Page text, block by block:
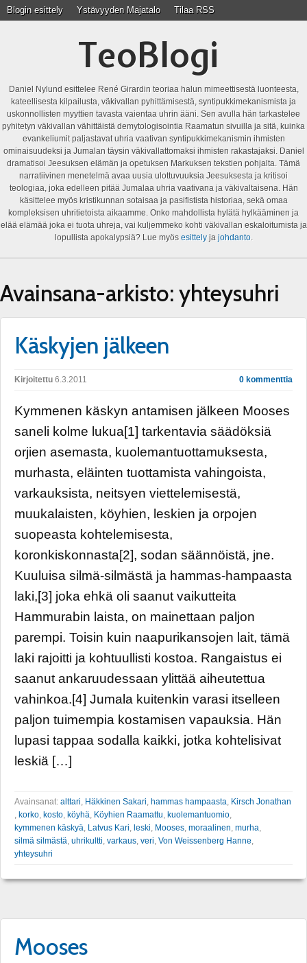
Blogin esittely Ystävyyden Majatalo Tilaa RSS
TeoBlogi
Daniel Nylund esittelee René Girardin teoriaa halun mimeettisestä luonteesta,
kateellisesta kilpailusta, väkivallan pyhittämisestä, syntipukkimekanismista ja
uskonnollisten myyttien tavasta vaientaa uhrin ääni. Sen avulla hän tarkastelee
pyhitetyn väkivallan vähittäistä demytologisointia Raamatun sivuilla ja sitä, kuinka
evankeliumit paljastavat uhria vaativan syntipukkimekanismin ihmisten
ominaisuudeksi ja Jumalan täysin väkivallattomaksi ihmisten rakastajaksi. Daniel
dramatisoi Jeesuksen elämän ja opetuksen Markuksen tekstien pohjalta. Tämä
narratiivinen menetelmä avaa uusia ulottuvuuksia Jeesuksesta ja kritisoi
teologiaa, joka edelleen pitää Jumalaa uhria vaativana ja väkivaltaisena. Hän
käsittelee myös kristikunnan sotaisaa ja pasifistista historiaa, sekä omaa
kompleksisen uhritietoista aikaamme. Onko mahdollista hylätä hylkääminen ja
elää elämää joka ei tuota uhreja, vai kuljemmeko kohti väkivallan eskaloitumista ja
lopullista apokalypsiä? Lue myös esittelyja johdanto.
Avainsana-arkisto: yhteysuhri
Käskyjen jälkeen
Kirjoitettu 6.3.2011 0 kommenttia
Kymmenen käskyn antamisen jälkeen Mooses
saneli kolme lukua[1] tarkentavia säädöksiä
orjien asemasta, kuolemantuottamuksesta,
murhasta, eläinten tuottamista vahingoista,
varkauksista, neitsyen viettelemisestä,
muukalaisten, köyhien, leskien ja orpojen
suopeasta kohtelemisesta,
koronkiskonnasta[2], sodan säännöistä, jne.
Kuuluisa silmä-silmästä ja hammas-hampaasta
laki,[3] joka ehkä oli saanut vaikutteita
Hammurabin laista, on mainettaan paljon
parempi. Toisin kuin naapurikansojen lait, tämä
laki rajoitti ja kohtuullisti kostoa. Rangaistus ei
saanut ankaruudessaan ylittää aiheutettua
vahinkoa.[4] Jumala kuitenkin varasi itselleen
paljon tuimempia kostamisen vapauksia. Hän
lupasi tappaa sodalla kaikki, jotka kohtelisivat
leskiä […]
Avainsanat: alttari Häkkinen Sakari hammas hampaasta Kirsch Jonathan
korko kosto köyhä Köyhien Raamattu kuolemantuomio
kymmenen käskyä Latvus Kari leski Mooses moraalinen murha
silmä silmästä uhrikultti varkaus veri Von Weissenberg Hanne
yhteysuhri
Mooses